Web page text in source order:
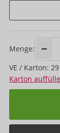
Menge:
VE / Karton: 29
Karton